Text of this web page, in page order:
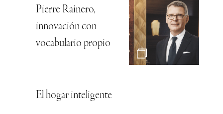
Pierre Rainero,
innovación con
vocabulario propio
El hogar inteligente